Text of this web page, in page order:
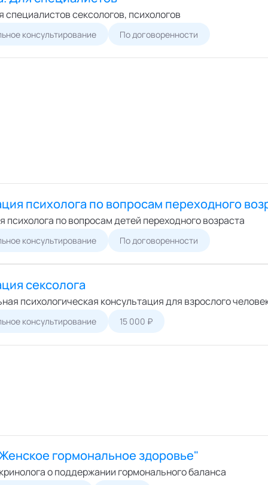
специалистов сексологов, психологов
консультирование По договоренности
психолога по вопросам переходного
психолога по вопросам детей переходного возраста
консультирование По договоренности
сексолога
психологическая консультация для взрослого
консультирование 15 000 ₽
гормональное здоровье"
о поддержании гормонального баланса